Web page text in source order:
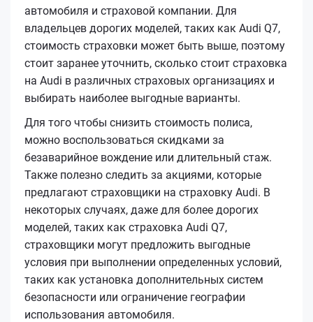
автомобиля и страховой компании. Для
владельцев дорогих моделей, таких как Audi Q7,
стоимость страховки может быть выше, поэтому
стоит заранее уточнить, сколько стоит страховка
на Audi в различных страховых организациях и
выбирать наиболее выгодные варианты.
Для того чтобы снизить стоимость полиса,
можно воспользоваться скидками за
безаварийное вождение или длительный стаж.
Также полезно следить за акциями, которые
предлагают страховщики на страховку Audi. В
некоторых случаях, даже для более дорогих
моделей, таких как страховка Audi Q7,
страховщики могут предложить выгодные
условия при выполнении определенных условий,
таких как установка дополнительных систем
безопасности или ограничение географии
использования автомобиля.